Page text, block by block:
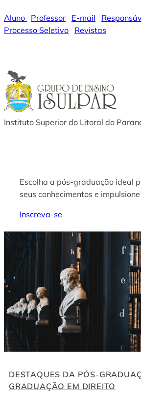
para
o
Aluno Professor E-mail
Processo Seletivo
Revistas
Instituto Superior do Litoral do
Escolha a pós-graduação ideal
seus conhecimentos e
Inscreva-se
DESTAQUES DA PÓS-
GRADUAÇÃO EM DIREITO